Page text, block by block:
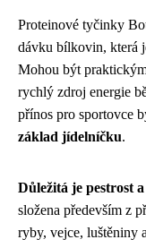
Proteinové tyčinky
dávku bílkovin, která
Mohou být
rychlý zdroj energie
přínos pro sportovce
základ jídelníčku.
Důležitá je pestrost
složena především z
ryby, vejce, luštěniny